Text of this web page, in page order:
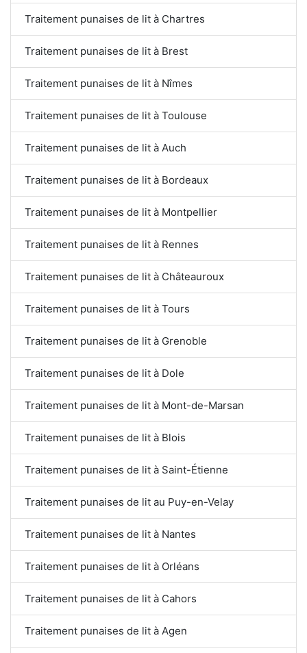
Traitement punaises de lit à Chartres
Traitement punaises de lit à Brest
Traitement punaises de lit à Nîmes
Traitement punaises de lit à Toulouse
Traitement punaises de lit à Auch
Traitement punaises de lit à Bordeaux
Traitement punaises de lit à Montpellier
Traitement punaises de lit à Rennes
Traitement punaises de lit à Châteauroux
Traitement punaises de lit à Tours
Traitement punaises de lit à Grenoble
Traitement punaises de lit à Dole
Traitement punaises de lit à Mont-de-Marsan
Traitement punaises de lit à Blois
Traitement punaises de lit à Saint-Étienne
Traitement punaises de lit au Puy-en-Velay
Traitement punaises de lit à Nantes
Traitement punaises de lit à Orléans
Traitement punaises de lit à Cahors
Traitement punaises de lit à Agen